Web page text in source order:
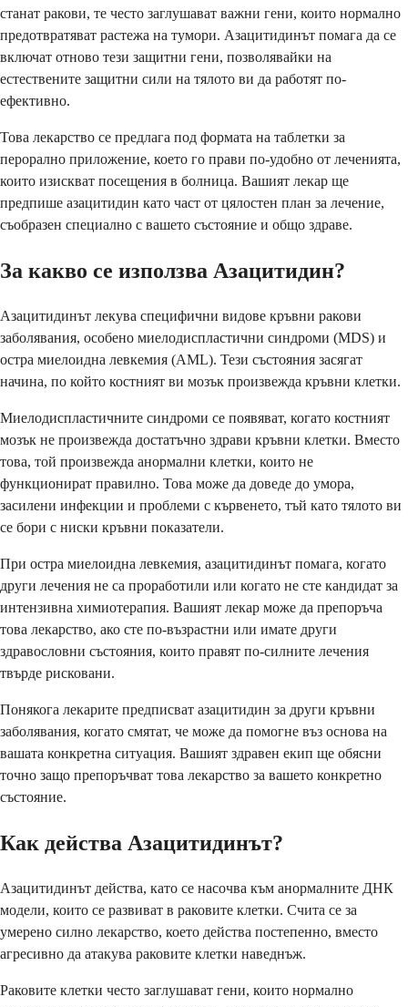
станат ракови, те често заглушават важни гени, които нормално
предотвратяват растежа на тумори. Азацитидинът помага да се
включат отново тези защитни гени, позволявайки на
естествените защитни сили на тялото ви да работят по-
ефективно.
Това лекарство се предлага под формата на таблетки за
перорално приложение, което го прави по-удобно от леченията,
които изискват посещения в болница. Вашият лекар ще
предпише азацитидин като част от цялостен план за лечение,
съобразен специално с вашето състояние и общо здраве.
За какво се използва Азацитидин?
Азацитидинът лекува специфични видове кръвни ракови
заболявания, особено миелодиспластични синдроми (MDS) и
остра миелоидна левкемия (AML). Тези състояния засягат
начина, по който костният ви мозък произвежда кръвни клетки.
Миелодиспластичните синдроми се появяват, когато костният
мозък не произвежда достатъчно здрави кръвни клетки. Вместо
това, той произвежда анормални клетки, които не
функционират правилно. Това може да доведе до умора,
засилени инфекции и проблеми с кървенето, тъй като тялото ви
се бори с ниски кръвни показатели.
При остра миелоидна левкемия, азацитидинът помага, когато
други лечения не са проработили или когато не сте кандидат за
интензивна химиотерапия. Вашият лекар може да препоръча
това лекарство, ако сте по-възрастни или имате други
здравословни състояния, които правят по-силните лечения
твърде рисковани.
Понякога лекарите предписват азацитидин за други кръвни
заболявания, когато смятат, че може да помогне въз основа на
вашата конкретна ситуация. Вашият здравен екип ще обясни
точно защо препоръчват това лекарство за вашето конкретно
състояние.
Как действа Азацитидинът?
Азацитидинът действа, като се насочва към анормалните ДНК
модели, които се развиват в раковите клетки. Счита се за
умерено силно лекарство, което действа постепенно, вместо
агресивно да атакува раковите клетки наведнъж.
Раковите клетки често заглушават гени, които нормално